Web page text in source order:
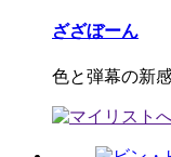
ざざぼーん
色と弾幕の新